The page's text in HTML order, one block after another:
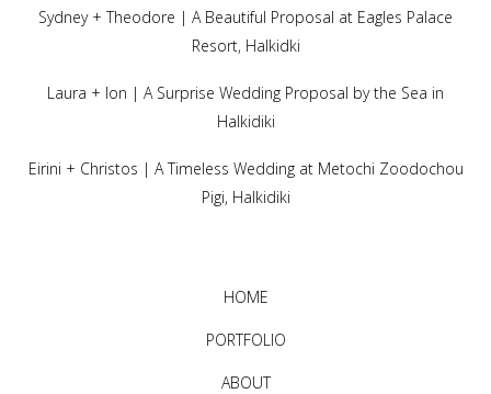
Sydney + Theodore | A Beautiful Proposal at Eagles Palace
Resort, Halkidki
Laura + Ion | A Surprise Wedding Proposal by the Sea in
Halkidiki
Eirini + Christos | A Timeless Wedding at Metochi Zoodochou
Pigi, Halkidiki
HOME
PORTFOLIO
ABOUT